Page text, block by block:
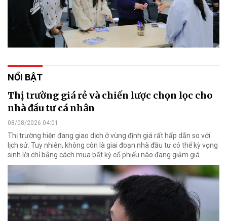
NỔI BẬT
Thị trường giá rẻ và chiến lược chọn lọc cho
nhà đầu tư cá nhân
08/08/2026 04:01
Thị trường hiện đang giao dịch ở vùng định giá rất hấp dẫn so với
lịch sử. Tuy nhiên, không còn là giai đoạn nhà đầu tư có thể kỳ vọng
sinh lời chỉ bằng cách mua bất kỳ cổ phiếu nào đang giảm giá.